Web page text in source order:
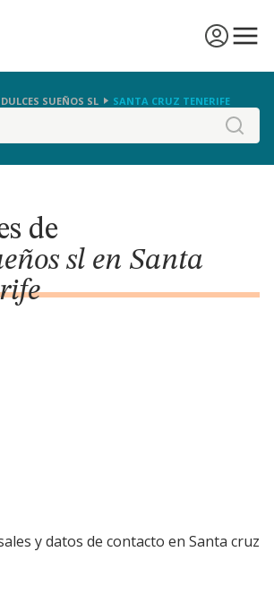
DULCES SUEÑOS SL SANTA CRUZ TENERIFE
de
sl en Santa
y datos de contacto en Santa cruz